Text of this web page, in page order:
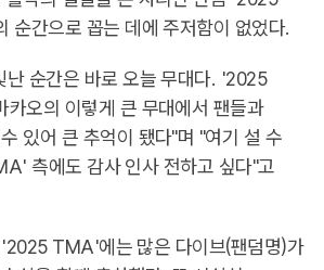
순간으로 꼽는 데에 주저함이 없었다.
난 순간은 바로 오늘 무대다. '2025
오의 이렇게 큰 무대에서 팬들과
있어 큰 추억이 됐다"며 "여기 설 수
측에도 감사 인사 전하고 싶다"고
TMA'에는 많은 다이브(팬덤명)가